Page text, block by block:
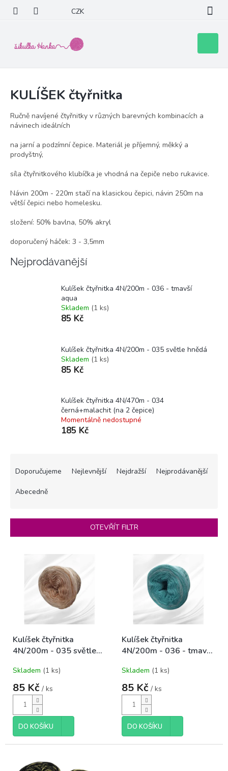
obsah
CZK
košík
KULÍŠEK čtyřnitka
Ručně navíjené čtyřnitky v různých barevných kombinacích a
návinech ideálních
na jarní a podzímní čepice. Materiál je příjemný, měkký a
prodyštný,
síla čtyřnitkového klubíčka je vhodná na čepiče nebo rukavice.
Návin 200m - 220m stačí na klasickou čepici, návin 250m na
větší čepici nebo homelesku.
složení: 50% bavlna, 50% akryl
doporučený háček: 3 - 3,5mm
Nejprodávanější
Kulíšek čtyřnitka 4N/200m - 036 - tmavší
aqua
Skladem (1 ks)
85 Kč
Kulíšek čtyřnitka 4N/200m - 035 světle hnědá
Skladem (1 ks)
85 Kč
Kulíšek čtyřnitka 4N/470m - 034
černá+malachit (na 2 čepice)
Momentálně nedostupné
185 Kč
e
r
Doporučujeme Nejlevnější Nejdražší Nejprodávanější
Abecedně
OTEVŘÍT FILTR
d
u
t
ů
Kulíšek čtyřnitka
4N/200m - 035 světle
Skladem (1 ks)
85 Kč / ks
DO KOŠÍKU
Kulíšek čtyřnitka
4N/200m - 036 - tmavší
Skladem (1 ks)
85 Kč / ks
DO KOŠÍKU